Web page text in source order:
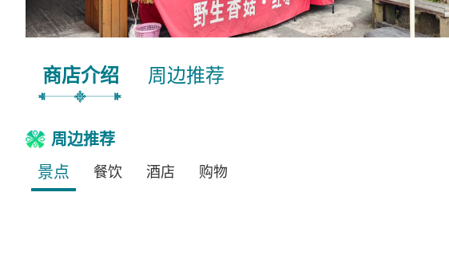
商店介绍 周边推荐
周边推荐
景点
餐饮 酒店 购物